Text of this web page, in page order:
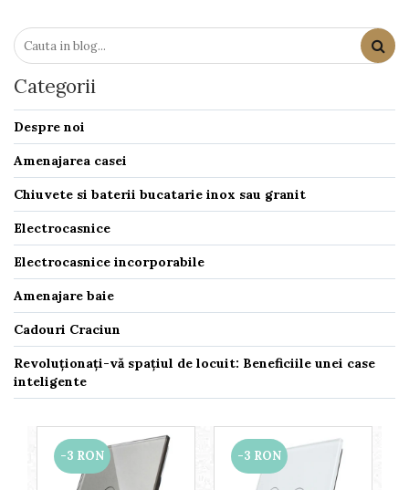
Categorii
Despre noi
Amenajarea casei
Chiuvete si baterii bucatarie inox sau granit
Electrocasnice
Electrocasnice incorporabile
Amenajare baie
Cadouri Craciun
Revoluționați-vă spațiul de locuit: Beneficiile unei case
inteligente
-3 RON -3 RON